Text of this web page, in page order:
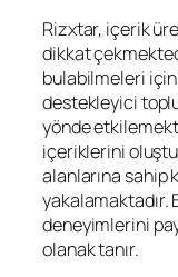
Rizxtar, içerik
dikkat
bulabilmeleri
destekleyici
yönde
içeriklerini
alanlarına sahip
deneyimlerini
olanak tanır.